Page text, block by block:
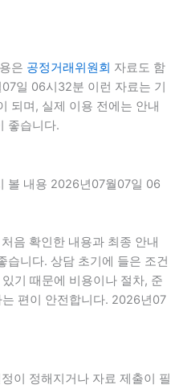
은 공정거래위원회 자료도 함
일 06시32분 이런 자료는 기
되며, 실제 이용 전에는 안내
좋습니다.
볼 내용 2026년07월07일 06
음 확인한 내용과 최종 안내
습니다. 상담 초기에 들은 조건
기 때문에 비용이나 절차, 준
편이 안전합니다. 2026년07
이 정해지거나 자료 제출이 필